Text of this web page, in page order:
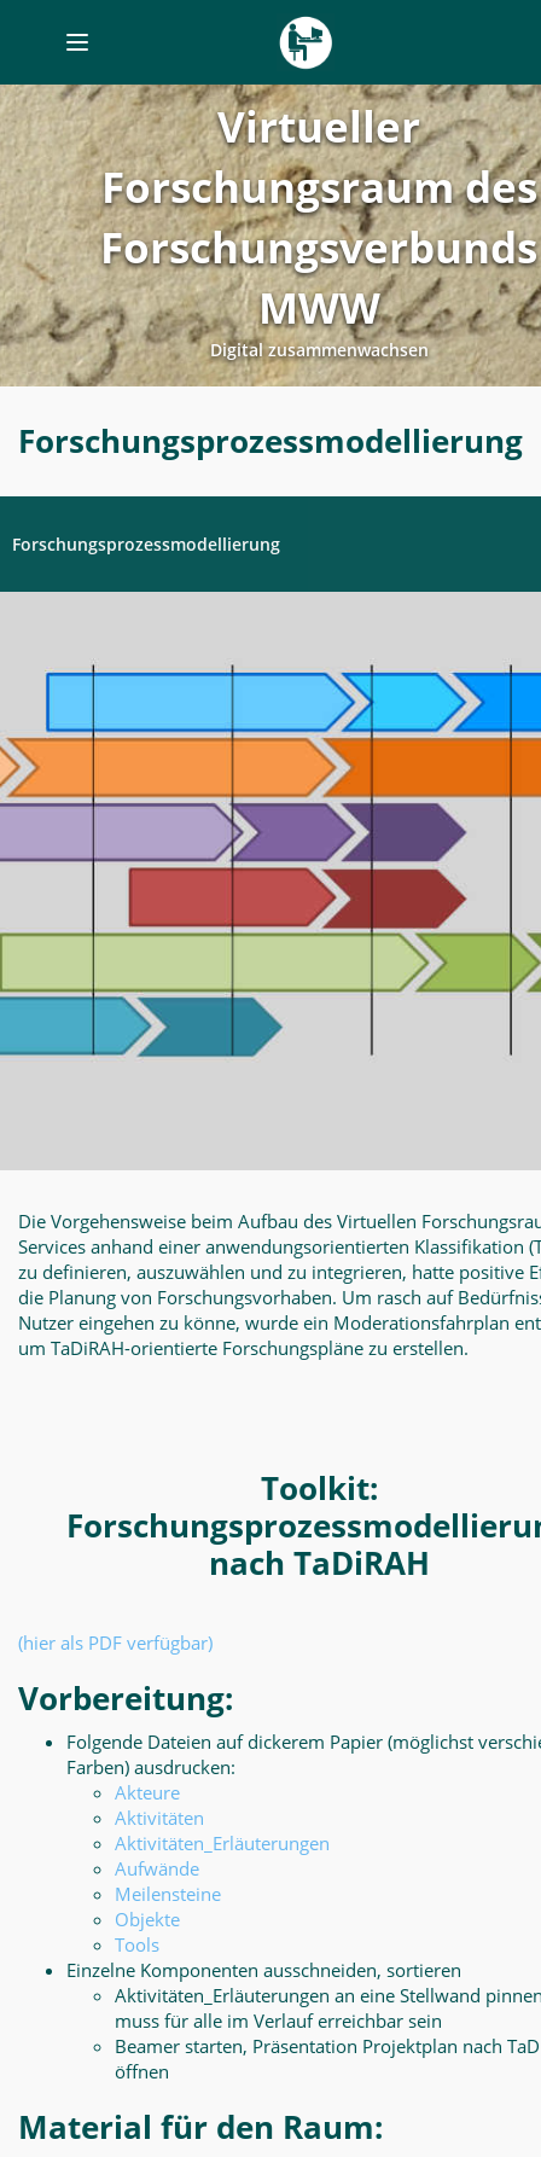
Toggle
navigation
Virtueller
Forschungsraum des
Forschungsverbunds
MWW
Digital zusammenwachsen
-
Digitales
Labor
Forschungsprozessmodellierung
Forschungsprozessmodellierung
Die Vorgehensweise beim Aufbau des Virtuellen
Services anhand einer anwendungsorientierten Klassifikation
zu definieren, auszuwählen und zu integrieren, hatte positive
die Planung von Forschungsvorhaben. Um rasch auf
Nutzer eingehen zu könne, wurde ein Moderationsfahrplan
um TaDiRAH-orientierte Forschungspläne zu erstellen.
Toolkit:
nach TaDiRAH
(hier als PDF verfügbar)
Vorbereitung:
Folgende Dateien auf dickerem Papier (möglichst
Farben) ausdrucken:
Akteure
Aktivitäten
Aktivitäten_Erläuterungen
Aufwände
Meilensteine
Objekte
Tools
Einzelne Komponenten ausschneiden, sortieren
Aktivitäten_Erläuterungen an eine Stellwand
muss für alle im Verlauf erreichbar sein
Beamer starten, Präsentation Projektplan nach
öffnen
Material für den Raum: